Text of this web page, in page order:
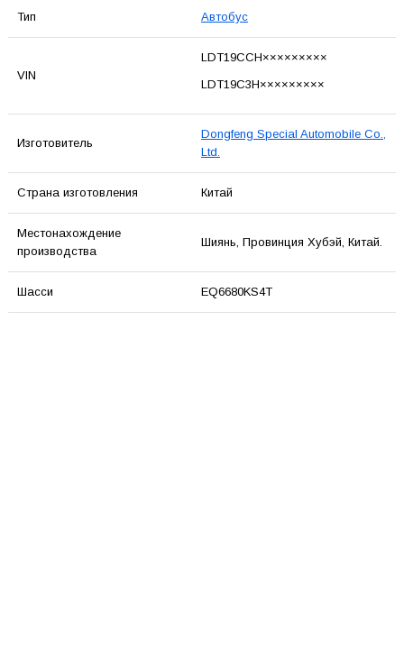
Тип Автобус
VIN
LDT19CCH×××××××××
LDT19C3H×××××××××
Изготовитель
Dongfeng Special Automobile Co.,
Ltd.
Страна изготовления Китай
Местонахождение
производства
Шиянь, Провинция Хубэй, Китай.
Шасси EQ6680KS4T